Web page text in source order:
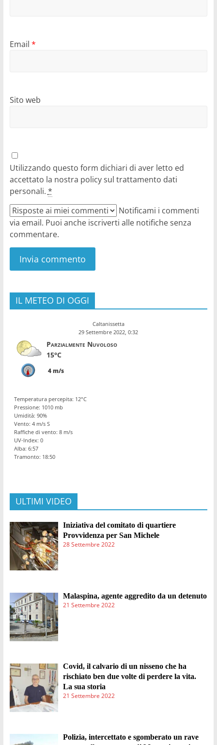
Email *
Sito web
Utilizzando questo form dichiari di aver letto ed
accettato la nostra policy sul trattamento dati
personali. *
Notificami i commenti
via email. Puoi anche iscriverti alle notifiche senza
commentare.
IL METEO DI OGGI
Caltanissetta
29 Settembre 2022, 0:32
Parzialmente Nuvoloso
15°C
4 m/s
Temperatura percepita: 12°C
Pressione: 1010 mb
Umidità: 90%
Vento: 4 m/s S
Raffiche di vento: 8 m/s
UV-Index: 0
Alba: 6:57
Tramonto: 18:50
ULTIMI VIDEO
Iniziativa del comitato di quartiere
Provvidenza per San Michele
28 Settembre 2022
Malaspina, agente aggredito da un detenuto
21 Settembre 2022
Covid, il calvario di un nisseno che ha
rischiato ben due volte di perdere la vita.
La sua storia
21 Settembre 2022
Polizia, intercettato e sgomberato un rave